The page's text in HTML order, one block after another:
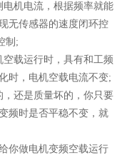
机电流，根据频率就能
无传感器的速度闭环控
制;
载运行时，具有和工频
时，电机空载电流不变;
还是质量坏的，你只要
频时是否平稳不变，就
做电机变频空载运行